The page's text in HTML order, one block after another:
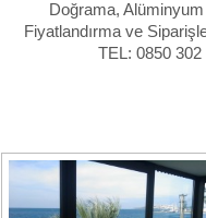
Doğrama,
Fiyatlandırma ve
TEL: 0850